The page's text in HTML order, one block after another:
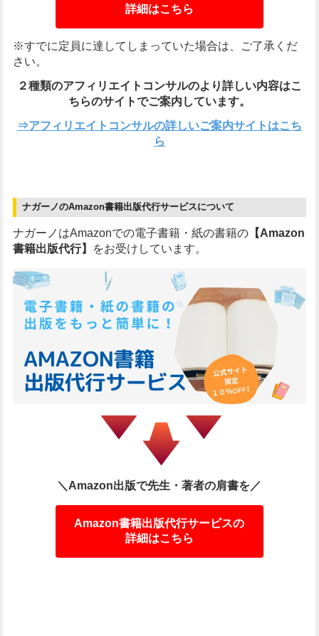
※すでに定員に達してしまっていた場合は、ご了承くだ
さい。
２種類のアフィリエイトコンサルのより詳しい内容はこ
ちらのサイトでご案内しています。
⇒アフィリエイトコンサルの詳しいご案内サイトはこち
ら
ナガーノのAmazon書籍出版代行サービスについて
ナガーノはAmazonでの電子書籍・紙の書籍の【Amazon
書籍出版代行】
をお受けしています。
＼Amazon出版で先生・著者の肩書を／
Amazon書籍出版代行サービスの
詳細はこちら